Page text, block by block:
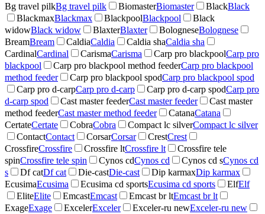
Bg travel pilkBg travel pilk BiomasterBiomaster BlackBlack
BlackmaxBlackmax BlackpoolBlackpool
Black
widowBlack widow BlaxterBlaxter BologneseBolognese
BreamBream CaldiaCaldia Caldia shaCaldia sha
CardinalCardinal CarismaCarisma Carp pro blackpoolCarp pro
blackpool
Carp pro blackpool method feederCarp pro blackpool
method feeder
Carp pro blackpool spodCarp pro blackpool spod
Carp pro d-carpCarp pro d-carp Carp pro d-carp spodCarp pro
d-carp spod
Cast master feederCast master feeder
Cast master
method feederCast master method feeder CatanaCatana
CertateCertate CobraCobra Compact lc silverCompact lc silver
ContactContact CorsarCorsar CrestCrest
CrossfireCrossfire Crossfire ltCrossfire lt
Crossfire tele
spinCrossfire tele spin Cynos cdCynos cd Cynos cd sCynos cd
s
Df catDf cat Die-castDie-cast Dip karmaxDip karmax
EcusimaEcusima Ecusima cd sportsEcusima cd sports ElfElf
EliteElite EmcastEmcast Emcast br ltEmcast br lt
ExageExage ExcelerExceler Exceler-ru newExceler-ru new